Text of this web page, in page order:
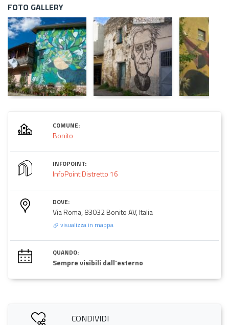
FOTO GALLERY
COMUNE:
Bonito
INFOPOINT:
InfoPoint Distretto 16
DOVE:
Via Roma, 83032 Bonito AV, Italia
visualizza in mappa
QUANDO:
Sempre visibili dall'esterno
CONDIVIDI